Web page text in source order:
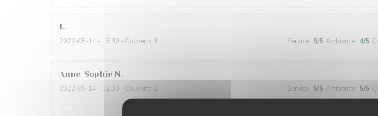
L
2022-05-14 - 13:30 - Couverts 3 Service : 5/5 Ambiance : 4/5
Anne-Sophie N
2022-05-14 - 12:30 - Couverts 2 Service : 5/5 Ambiance : 5/5